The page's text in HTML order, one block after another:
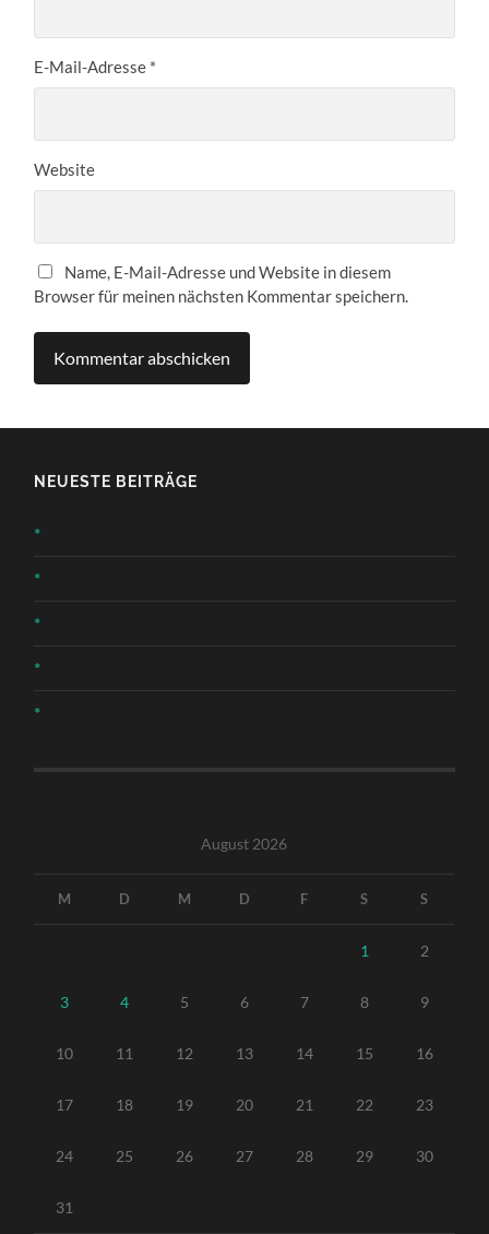
E-Mail-Adresse *
Website
Name, E-Mail-Adresse und Website in diesem
Browser für meinen nächsten Kommentar speichern.
NEUESTE BEITRÄGE
*
*
*
*
*
August 2026
M D M D F S S
1 2
3 4 5 6 7 8 9
10 11 12 13 14 15 16
17 18 19 20 21 22 23
24 25 26 27 28 29 30
31